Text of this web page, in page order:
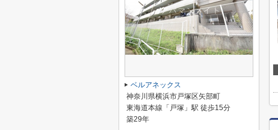
ベルアネックス
神奈川県横浜市戸塚区矢部町
東海道本線「戸塚」駅 徒歩15分
築29年